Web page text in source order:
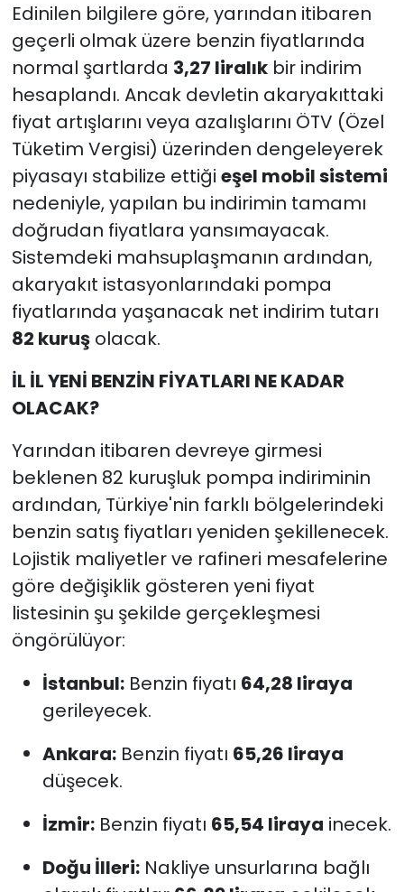
Edinilen bilgilere göre, yarından itibaren
geçerli olmak üzere benzin fiyatlarında
normal şartlarda 3,27 liralıkbir indirim
hesaplandı. Ancak devletin akaryakıttaki
fiyat artışlarını veya azalışlarını ÖTV (Özel
Tüketim Vergisi) üzerinden dengeleyerek
piyasayı stabilize ettiği eşel mobil sistemi
nedeniyle, yapılan bu indirimin tamamı
doğrudan fiyatlara yansımayacak.
Sistemdeki mahsuplaşmanın ardından,
akaryakıt istasyonlarındaki pompa
fiyatlarında yaşanacak net indirim tutarı
82 kuruşolacak.
İL İL YENİ BENZİN FİYATLARI NE KADAR
OLACAK?
Yarından itibaren devreye girmesi
beklenen 82 kuruşluk pompa indiriminin
ardından, Türkiye'nin farklı bölgelerindeki
benzin satış fiyatları yeniden şekillenecek.
Lojistik maliyetler ve rafineri mesafelerine
göre değişiklik gösteren yeni fiyat
listesinin şu şekilde gerçekleşmesi
öngörülüyor:
İstanbul:Benzin fiyatı 64,28 liraya
gerileyecek.
Ankara:Benzin fiyatı 65,26 liraya
düşecek.
İzmir:Benzin fiyatı 65,54 liraya inecek.
Doğu İlleri:Nakliye unsurlarına bağlı